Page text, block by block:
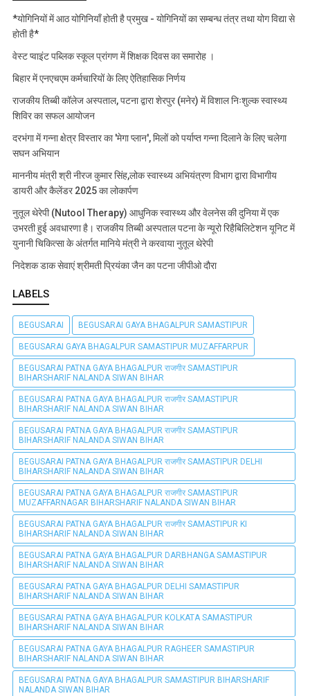
*योगिनियों में आठ योगिनियाँ होती है प्रमुख - योगिनियों का सम्बन्ध तंत्र तथा योग विद्या से
होती है*
वेस्ट प्वाइंट पब्लिक स्कूल प्रांगण में शिक्षक दिवस का समारोह ।
बिहार में एनएचएम कर्मचारियों के लिए ऐतिहासिक निर्णय
राजकीय तिब्बी कॉलेज अस्पताल, पटना द्वारा शेरपुर (मनेर) में विशाल निःशुल्क स्वास्थ्य
शिविर का सफल आयोजन
दरभंगा में गन्ना क्षेत्र विस्तार का 'मेगा प्लान', मिलों को पर्याप्त गन्ना दिलाने के लिए चलेगा
सघन अभियान
माननीय मंत्री श्री नीरज कुमार सिंह,लोक स्वास्थ्य अभियंत्रण विभाग द्वारा विभागीय
डायरी और कैलेंडर 2025 का लोकार्पण
नुतूल थेरेपी (Nutool Therapy) आधुनिक स्वास्थ्य और वेलनेस की दुनिया में एक
उभरती हुई अवधारणा है। राजकीय तिब्बी अस्पताल पटना के न्यूरो रिहैबिलिटेशन यूनिट में
युनानी चिकित्सा के अंतर्गत मानिये मंत्री ने करवाया नुतूल थेरेपी
निदेशक डाक सेवाएं श्रीमती प्रियंका जैन का पटना जीपीओ दौरा
LABELS
BEGUSARAI BEGUSARAI GAYA BHAGALPUR SAMASTIPUR
BEGUSARAI GAYA BHAGALPUR SAMASTIPUR MUZAFFARPUR
BEGUSARAI PATNA GAYA BHAGALPUR राजगीर SAMASTIPUR
BIHARSHARIF NALANDA SIWAN BIHAR
BEGUSARAI PATNA GAYA BHAGALPUR राजगीर SAMASTIPUR
BIHARSHARIF NALANDA SIWAN BIHAR
BEGUSARAI PATNA GAYA BHAGALPUR राजगीर SAMASTIPUR
BIHARSHARIF NALANDA SIWAN BIHAR
BEGUSARAI PATNA GAYA BHAGALPUR राजगीर SAMASTIPUR DELHI
BIHARSHARIF NALANDA SIWAN BIHAR
BEGUSARAI PATNA GAYA BHAGALPUR राजगीर SAMASTIPUR
MUZAFFARNAGAR BIHARSHARIF NALANDA SIWAN BIHAR
BEGUSARAI PATNA GAYA BHAGALPUR राजगीर SAMASTIPUR KI
BIHARSHARIF NALANDA SIWAN BIHAR
BEGUSARAI PATNA GAYA BHAGALPUR DARBHANGA SAMASTIPUR
BIHARSHARIF NALANDA SIWAN BIHAR
BEGUSARAI PATNA GAYA BHAGALPUR DELHI SAMASTIPUR
BIHARSHARIF NALANDA SIWAN BIHAR
BEGUSARAI PATNA GAYA BHAGALPUR KOLKATA SAMASTIPUR
BIHARSHARIF NALANDA SIWAN BIHAR
BEGUSARAI PATNA GAYA BHAGALPUR RAGHEER SAMASTIPUR
BIHARSHARIF NALANDA SIWAN BIHAR
BEGUSARAI PATNA GAYA BHAGALPUR SAMASTIPUR BIHARSHARIF
NALANDA SIWAN BIHAR